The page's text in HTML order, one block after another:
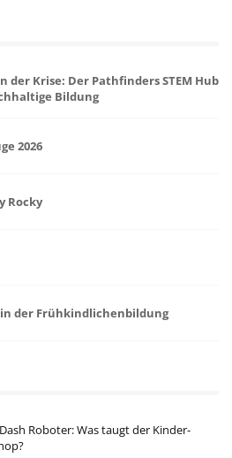
der Krise: Der Pathfinders STEM Hub
Bildung
2026
Rocky
der Frühkindlichenbildung
Roboter: Was taugt der Kinder-